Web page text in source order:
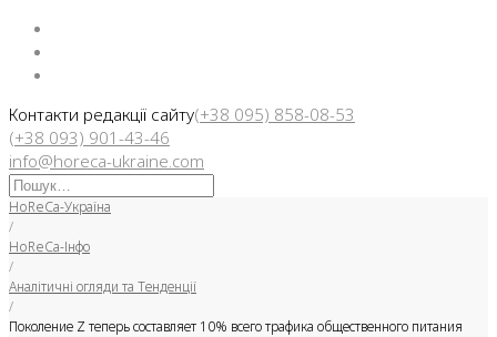
Контакти редакції сайту(+38 095) 858-08-53
(+38 093) 901-43-46
info@horeca-ukraine.com
Искать:
HoReCa-Україна
/
HoReCa-Інфо
/
Аналітичні огляди та Тенденції
/
Поколение Z теперь составляет 10% всего трафика общественного питания